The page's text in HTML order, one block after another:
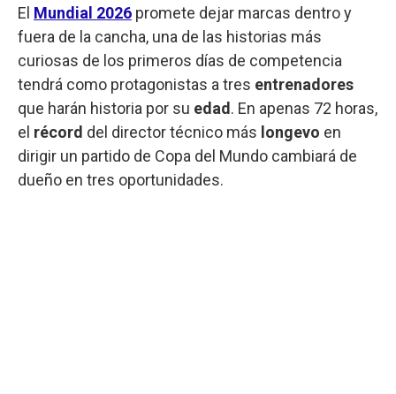
El Mundial 2026 promete dejar marcas dentro y
fuera de la cancha, una de las historias más
curiosas de los primeros días de competencia
tendrá como protagonistas a tres entrenadores
que harán historia por su edad . En apenas 72 horas,
el récord del director técnico más longevo en
dirigir un partido de Copa del Mundo cambiará de
dueño en tres oportunidades.